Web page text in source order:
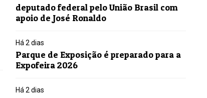
deputado federal pelo União Brasil com
apoio de José Ronaldo
Há 2 dias
Parque de Exposição é preparado para a
Expofeira 2026
Há 2 dias